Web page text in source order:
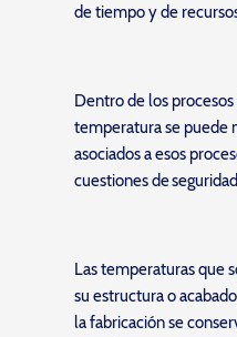
de tiempo y de
Dentro de los
temperatura se puede
asociados a esos
cuestiones de
Las temperaturas que
su estructura o
la fabricación se